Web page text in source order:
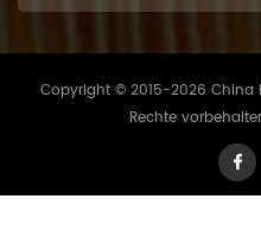
Copyright © 2015-2026 China
Rechte